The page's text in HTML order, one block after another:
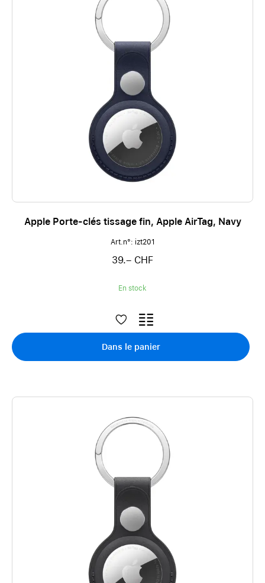
Apple Porte-clés tissage fin, Apple AirTag, Navy
Art.n°: izt201
39.– CHF
En stock
Dans le panier